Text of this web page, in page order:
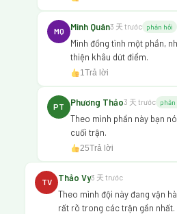
MQ Minh Quân3 天 trước phản hồi
Mình đồng tình một phần,
thiện khâu dứt điểm.
1 Trả lời
PT Phương Thảo3 天 trước phản
Theo mình phần này bạn
cuối trận.
25Trả lời
TV Thảo Vy3 天 trước
Theo mình đội này đang vận
rất rõ trong các trận gần nhất.